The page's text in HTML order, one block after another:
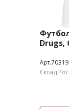
Drugs,
Склад